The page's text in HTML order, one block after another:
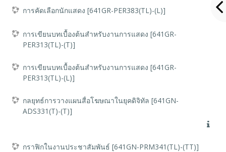
การคัดเลือกนักแสดง [641GR-PER383(TL)-(L)]
การเขียนบทเบื้องต้นสำหรับงานการแสดง [641GR-
PER313(TL)-(T)]
การเขียนบทเบื้องต้นสำหรับงานการแสดง [641GR-
PER313(TL)-(L)]
กลยุทธ์การวางแผนสื่อโฆษณาในยุคดิจิทัล [641GN-
ADS331(T)-(T)]
กราฟิกในงานประชาสัมพันธ์ [641GN-PRM341(TL)-(TT)]